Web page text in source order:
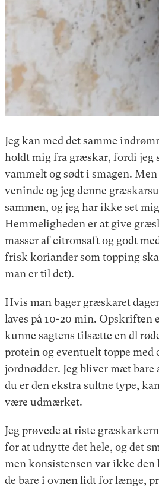
Jeg kan med det samme
holdt mig fra græskar, fordi jeg
vammelt og sødt i smagen.
veninde og jeg denne
sammen, og jeg har ikke set
Hemmeligheden er at give
masser af citronsaft og godt
frisk koriander som topping
man er til det).
Hvis man bager græskaret
laves på 10-20 min. Opskriften
kunne sagtens tilsætte en dl
protein og eventuelt toppe med
jordnødder. Jeg bliver mæt bare
du er den ekstra sultne type,
være udmærket.
Jeg prøvede at riste
for at udnytte det hele, og det
men konsistensen var ikke den
de bare i ovnen lidt for længe,